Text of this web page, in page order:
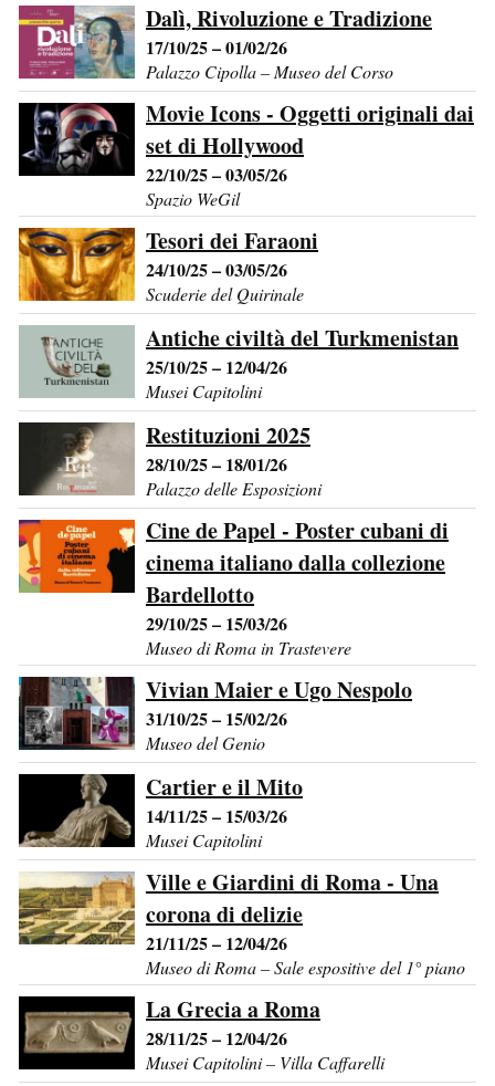
Dalì, Rivoluzione e Tradizione
17/10/25 – 01/02/26
Palazzo Cipolla – Museo del Corso
Movie Icons - Oggetti originali dai
set di Hollywood
22/10/25 – 03/05/26
Spazio WeGil
Tesori dei Faraoni
24/10/25 – 03/05/26
Scuderie del Quirinale
Antiche civiltà del Turkmenistan
25/10/25 – 12/04/26
Musei Capitolini
Restituzioni 2025
28/10/25 – 18/01/26
Palazzo delle Esposizioni
Cine de Papel - Poster cubani di
cinema italiano dalla collezione
Bardellotto
29/10/25 – 15/03/26
Museo di Roma in Trastevere
Vivian Maier e Ugo Nespolo
31/10/25 – 15/02/26
Museo del Genio
Cartier e il Mito
14/11/25 – 15/03/26
Musei Capitolini
Ville e Giardini di Roma - Una
corona di delizie
21/11/25 – 12/04/26
Museo di Roma – Sale espositive del 1° piano
La Grecia a Roma
28/11/25 – 12/04/26
Musei Capitolini – Villa Caffarelli